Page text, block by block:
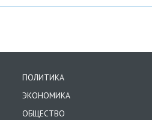
ПОЛИТИКА
ЭКОНОМИКА
ОБЩЕСТВО